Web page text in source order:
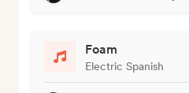
Foam
Electric Spanish